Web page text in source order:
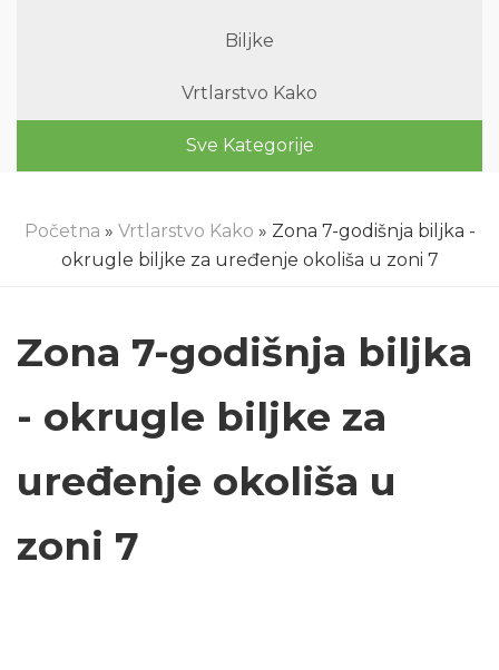
Biljke
Vrtlarstvo Kako
Sve Kategorije
Početna » Vrtlarstvo Kako » Zona 7-godišnja biljka -
okrugle biljke za uređenje okoliša u zoni 7
Zona 7-godišnja biljka
- okrugle biljke za
uređenje okoliša u
zoni 7